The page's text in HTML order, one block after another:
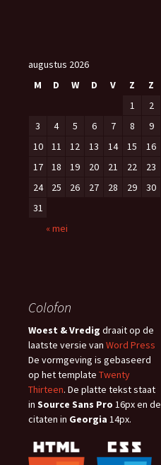
augustus 2026
M
D W D V Z Z
« mei
1
2
3
4 5 6 7 8
9
10
11 12 13 14 15
16
17
18 19 20 21 22
23
24
25 26 27 28 29
30
31
Colofon
Woest & Vredig draait op de
laatste versie van Word Press
De vormgeving is gebaseerd
op het template Twenty
Thirteen. De platte tekst staat
in Source Sans Pro 16px en de
citaten in Georgia 14px.